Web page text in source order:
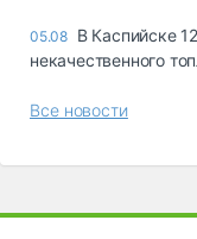
05.08 В Каспийске
некачественного
Все новости